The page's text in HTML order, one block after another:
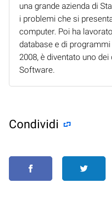
una grande azienda di
i problemi che si
computer. Poi ha
database e di
2008, è diventato uno
Software.
Condividi